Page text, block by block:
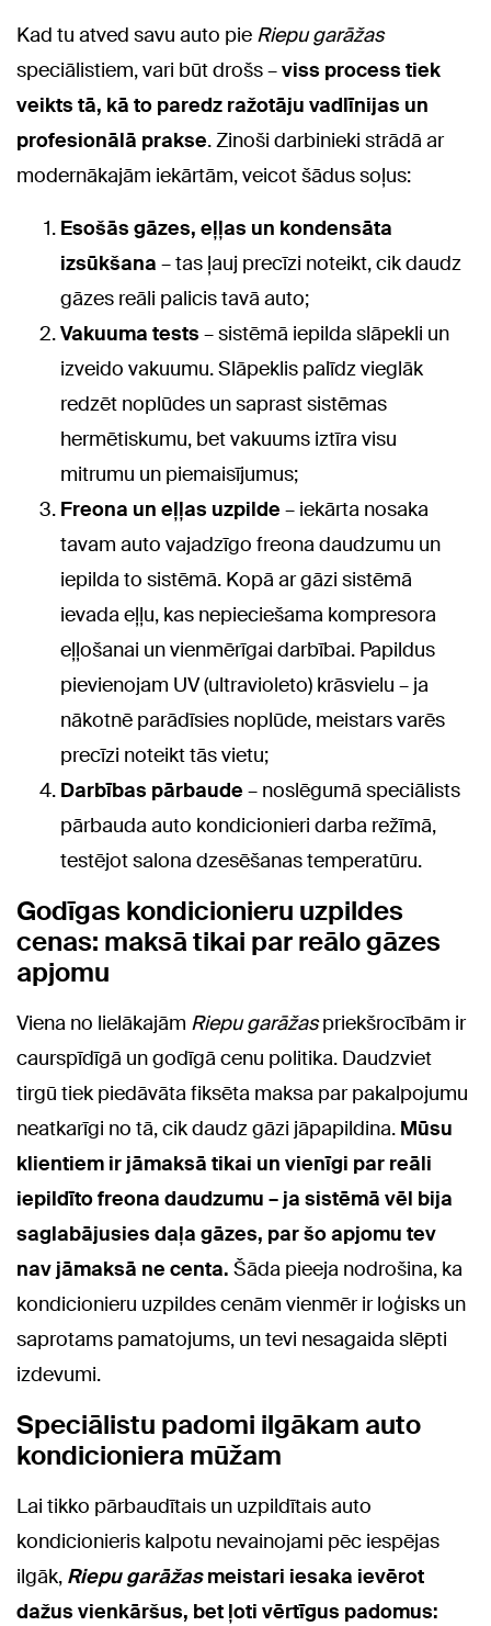
Kad tu atved savu auto pie Riepu garāžas
speciālistiem, vari būt drošs –viss process tiek
veikts tā, kā to paredz ražotāju vadlīnijas un
profesionālā prakse. Zinoši darbinieki strādā ar
modernākajām iekārtām, veicot šādus soļus:
Esošās gāzes, eļļas un kondensāta
izsūkšana – tas ļauj precīzi noteikt, cik daudz
gāzes reāli palicis tavā auto;
Vakuuma tests – sistēmā iepilda slāpekli un
izveido vakuumu. Slāpeklis palīdz vieglāk
redzēt noplūdes un saprast sistēmas
hermētiskumu, bet vakuums iztīra visu
mitrumu un piemaisījumus;
Freona un eļļas uzpilde – iekārta nosaka
tavam auto vajadzīgo freona daudzumu un
iepilda to sistēmā. Kopā ar gāzi sistēmā
ievada eļļu, kas nepieciešama kompresora
eļļošanai un vienmērīgai darbībai. Papildus
pievienojam UV (ultravioleto) krāsvielu – ja
nākotnē parādīsies noplūde, meistars varēs
precīzi noteikt tās vietu;
Darbības pārbaude – noslēgumā speciālists
pārbauda auto kondicionieri darba režīmā,
testējot salona dzesēšanas temperatūru.
Godīgas kondicionieru uzpildes
cenas: maksā tikai par reālo gāzes
apjomu
Viena no lielākajām Riepu garāžaspriekšrocībām ir
caurspīdīgā un godīgā cenu politika. Daudzviet
tirgū tiek piedāvāta fiksēta maksa par pakalpojumu
neatkarīgi no tā, cik daudz gāzi jāpapildina. Mūsu
klientiem ir jāmaksā tikai un vienīgi par reāli
iepildīto freona daudzumu – ja sistēmā vēl bija
saglabājusies daļa gāzes, par šo apjomu tev
nav jāmaksā ne centa. Šāda pieeja nodrošina, ka
kondicionieru uzpildes cenām vienmēr ir loģisks un
saprotams pamatojums, un tevi nesagaida slēpti
izdevumi.
Speciālistu padomi ilgākam auto
kondicioniera mūžam
Lai tikko pārbaudītais un uzpildītais auto
kondicionieris kalpotu nevainojami pēc iespējas
ilgāk, Riepu garāžasmeistari iesaka ievērot
dažus vienkāršus, bet ļoti vērtīgus padomus: